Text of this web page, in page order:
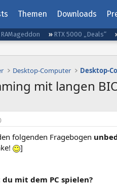
Themen Downloads
RAMageddon RTX 5000 „Deals“
Desktop-Computer Desktop-
mit langen
folgenden Fragebogen
]
mit dem PC spielen?